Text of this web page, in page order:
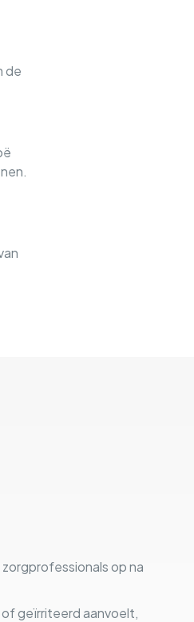
de
op na
of geïrriteerd aanvoelt,